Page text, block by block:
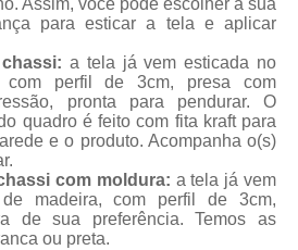
Assim, você pode escolher a sua
para esticar a tela e aplicar
a tela já vem esticada no
com perfil de 3cm, presa com
pronta para pendurar. O
quadro é feito com fita kraft para
e o produto. Acompanha o(s)
com moldura: a tela já vem
madeira, com perfil de 3cm,
de sua preferência. Temos as
ou preta.